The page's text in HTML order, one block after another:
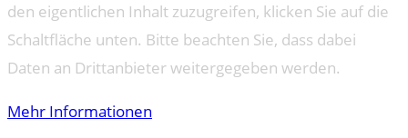
den eigentlichen Inhalt zuzugreifen, klicken Sie auf die
Schaltfläche unten. Bitte beachten Sie, dass dabei
Daten an Drittanbieter weitergegeben werden.
Mehr Informationen